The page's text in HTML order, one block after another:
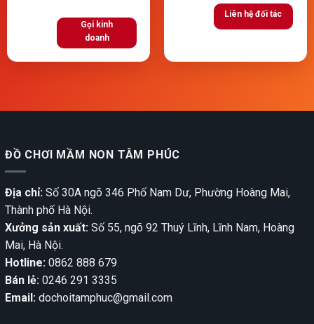
Gọi kinh
doanh
Liên hệ đối tác
ĐỒ CHƠI MẦM NON TÂM PHÚC
Địa chỉ: Số 30A ngõ 346 Phố Nam Dư, Phường Hoàng Mai,
Thành phố Hà Nội.
Xưởng sản xuất: Số 55, ngõ 92 Thuý Lĩnh, Lĩnh Nam, Hoàng
Mai, Hà Nội.
Hotline: 0862 888 679
Bán lẻ: 0246 291 3335
Email: dochoitamphuc@gmail.com